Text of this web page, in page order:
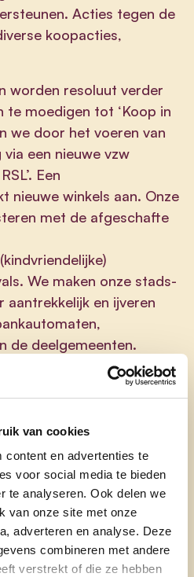
van cookies
content en advertenties te
voor social media te bieden
te analyseren. Ook delen we
van onze site met onze
adverteren en analyse. Deze
combineren met andere
verstrekt of die ze hebben
Acties tegen de
koopacties,
worden resoluut verder
te moedigen tot ‘Koop in
we door het voeren van
via een nieuwe vzw
. Een
nieuwe winkels aan. Onze
met de afgeschafte
We maken onze stads-
aantrekkelijk en ijveren
de deelgemeenten.
ruimte met
, zowel
nieuwestarters
duurzame bedrijvenparken
met een bruisend